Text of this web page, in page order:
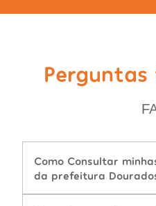
Como Consultar
da prefeitura